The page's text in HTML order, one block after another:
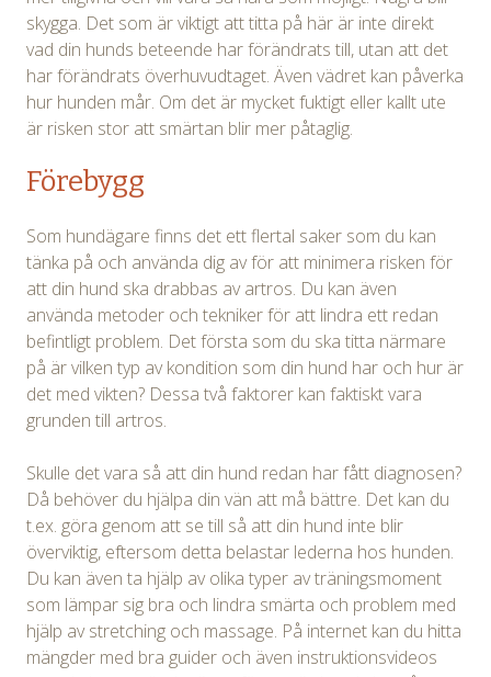
skygga. Det som är viktigt att titta på här är inte direkt
vad din hunds beteende har förändrats till, utan att det
har förändrats överhuvudtaget. Även vädret kan påverka
hur hunden mår. Om det är mycket fuktigt eller kallt ute
är risken stor att smärtan blir mer påtaglig.
Förebygg
Som hundägare finns det ett flertal saker som du kan
tänka på och använda dig av för att minimera risken för
att din hund ska drabbas av artros. Du kan även
använda metoder och tekniker för att lindra ett redan
befintligt problem. Det första som du ska titta närmare
på är vilken typ av kondition som din hund har och hur är
det med vikten? Dessa två faktorer kan faktiskt vara
grunden till artros.
Skulle det vara så att din hund redan har fått diagnosen?
Då behöver du hjälpa din vän att må bättre. Det kan du
t.ex. göra genom att se till så att din hund inte blir
överviktig, eftersom detta belastar lederna hos hunden.
Du kan även ta hjälp av olika typer av träningsmoment
som lämpar sig bra och lindra smärta och problem med
hjälp av stretching och massage. På internet kan du hitta
mängder med bra guider och även instruktionsvideos